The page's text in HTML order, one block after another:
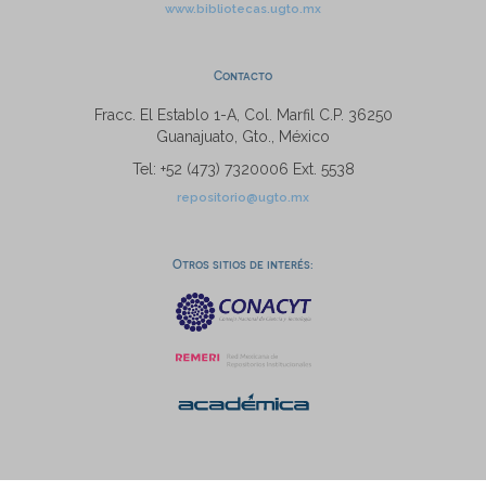
www.bibliotecas.ugto.mx
Contacto
Fracc. El Establo 1-A, Col. Marfil C.P. 36250
Guanajuato, Gto., México
Tel: +52 (473) 7320006 Ext. 5538
repositorio@ugto.mx
Otros sitios de interés: